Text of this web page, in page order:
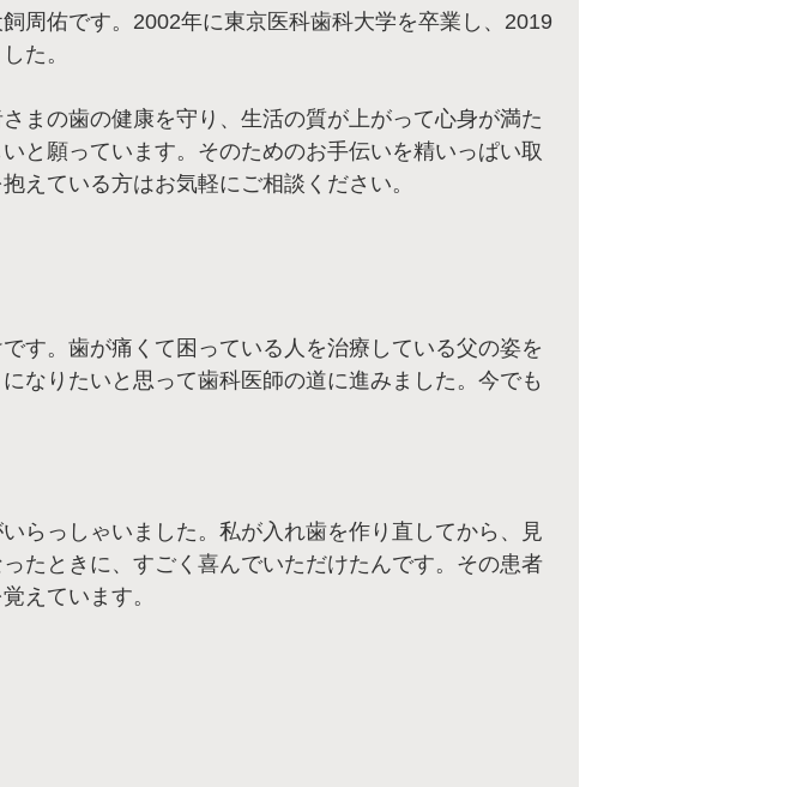
飼周佑です。2002年に東京医科歯科大学を卒業し、2019
た。
まの歯の健康を守り、生活の質が上がって心身が満た
と願っています。そのためのお手伝いを精いっぱい取
えている方はお気軽にご相談ください。
す。歯が痛くて困っている人を治療している父の姿を
なりたいと思って歯科医師の道に進みました。今でも
らっしゃいました。私が入れ歯を作り直してから、見
たときに、すごく喜んでいただけたんです。その患者
えています。